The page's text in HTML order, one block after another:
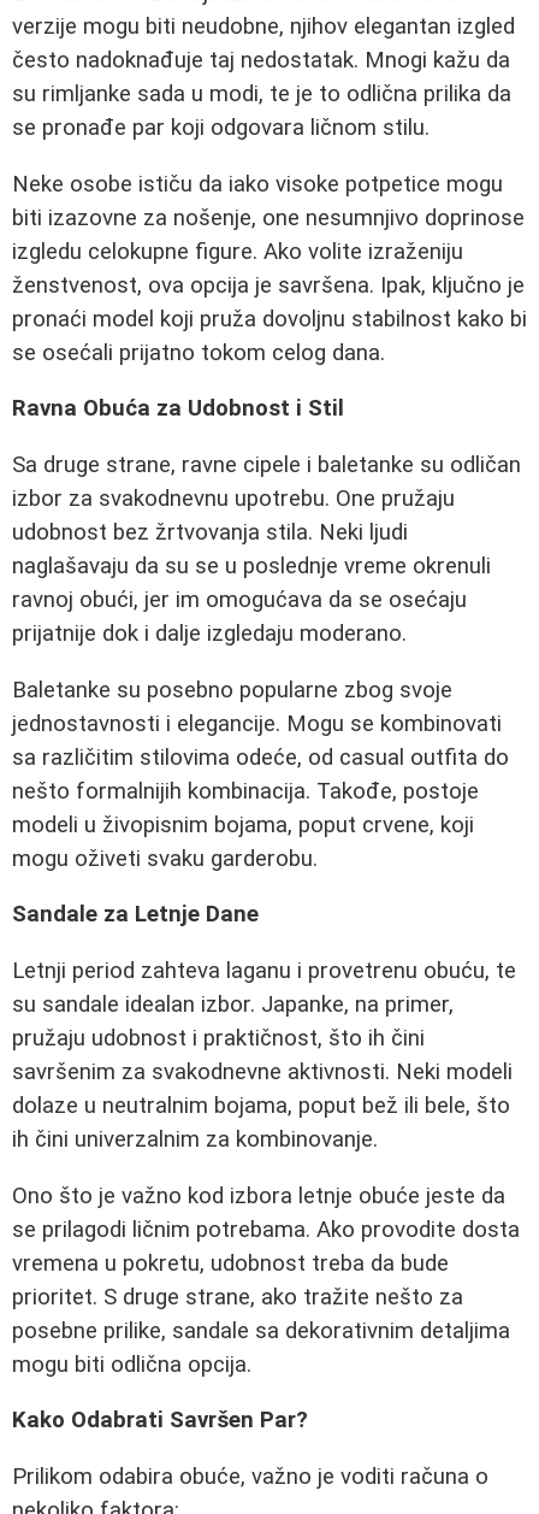
verzije mogu biti neudobne, njihov elegantan izgled
često nadoknađuje taj nedostatak. Mnogi kažu da
su rimljanke sada u modi, te je to odlična prilika da
se pronađe par koji odgovara ličnom stilu.
Neke osobe ističu da iako visoke potpetice mogu
biti izazovne za nošenje, one nesumnjivo doprinose
izgledu celokupne figure. Ako volite izraženiju
ženstvenost, ova opcija je savršena. Ipak, ključno je
pronaći model koji pruža dovoljnu stabilnost kako bi
se osećali prijatno tokom celog dana.
Ravna Obuća za Udobnost i Stil
Sa druge strane, ravne cipele i baletanke su odličan
izbor za svakodnevnu upotrebu. One pružaju
udobnost bez žrtvovanja stila. Neki ljudi
naglašavaju da su se u poslednje vreme okrenuli
ravnoj obući, jer im omogućava da se osećaju
prijatnije dok i dalje izgledaju moderano.
Baletanke su posebno popularne zbog svoje
jednostavnosti i elegancije. Mogu se kombinovati
sa različitim stilovima odeće, od casual outfita do
nešto formalnijih kombinacija. Takođe, postoje
modeli u živopisnim bojama, poput crvene, koji
mogu oživeti svaku garderobu.
Sandale za Letnje Dane
Letnji period zahteva laganu i provetrenu obuću, te
su sandale idealan izbor. Japanke, na primer,
pružaju udobnost i praktičnost, što ih čini
savršenim za svakodnevne aktivnosti. Neki modeli
dolaze u neutralnim bojama, poput bež ili bele, što
ih čini univerzalnim za kombinovanje.
Ono što je važno kod izbora letnje obuće jeste da
se prilagodi ličnim potrebama. Ako provodite dosta
vremena u pokretu, udobnost treba da bude
prioritet. S druge strane, ako tražite nešto za
posebne prilike, sandale sa dekorativnim detaljima
mogu biti odlična opcija.
Kako Odabrati Savršen Par?
Prilikom odabira obuće, važno je voditi računa o